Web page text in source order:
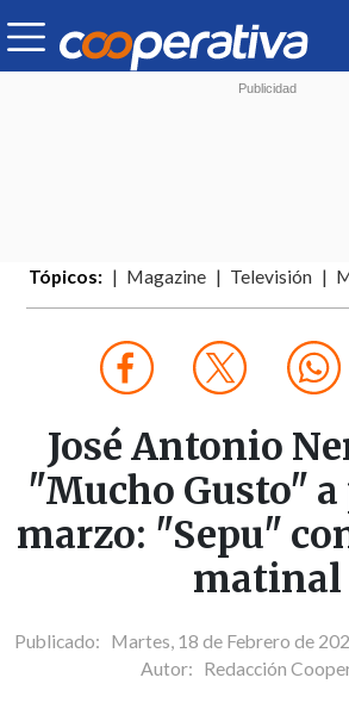
Tópicos: Magazine Televisión
José Antonio
"Mucho Gusto"
marzo: "Sepu"
matinal
Publicado: Martes, 18 de Febrero de
Autor: Redacción